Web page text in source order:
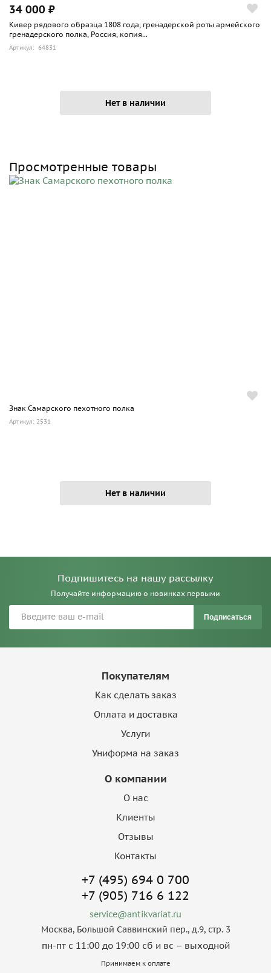
34 000 ₽
Кивер рядового образца 1808 года, гренадерской роты армейского
гренадерского полка, Россия, копия...
Артикул: 64831
Нет в наличии
Просмотренные товары
Знак Самарского пехотного полка
Артикул: 2531
Нет в наличии
Подпишитесь на нашу рассылку
Получайте информацию о новинках первыми
Подписаться
Покупателям
Как сделать заказ
Оплата и доставка
Услуги
Униформа на заказ
О компании
О нас
Клиенты
Отзывы
Контакты
+7 (495) 694 0 700
+7 (905) 716 6 122
service@antikvariat.ru
Москва, Большой Саввинский пер., д.9, стр. 3
пн-пт с 11:00 до 19:00 сб и вс – выходной
Принимаем к оплате